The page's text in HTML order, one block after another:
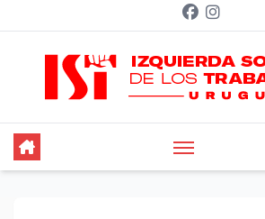
contenido